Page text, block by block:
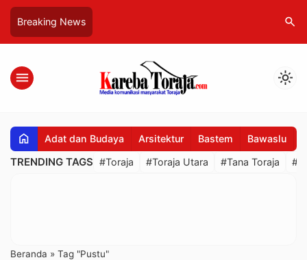
Breaking News search
menu light_mode
home Adat dan Budaya Arsitektur Bastem Bawaslu
TRENDING TAGS #Toraja #Toraja Utara #Tana Toraja
Beranda » Tag "Pustu"